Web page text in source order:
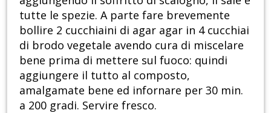
tutte le spezie. A parte fare brevemente
bollire 2 cucchiaini di agar agar in 4 cucchiai
di brodo vegetale avendo cura di miscelare
bene prima di mettere sul fuoco: quindi
aggiungere il tutto al composto,
amalgamate bene ed infornare per 30 min.
a 200 gradi. Servire fresco.